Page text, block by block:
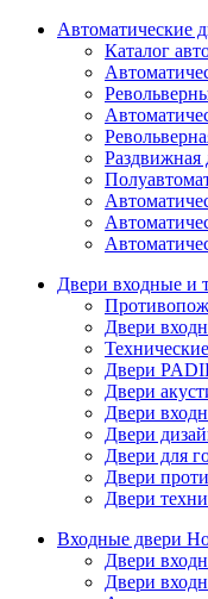
Автоматические
Каталог
Раздвижная
Двери входные и
Двери
Двери
Двери
Двери
Двери
Двери для
Двери
Двери
Входные двери
Двери
Двери